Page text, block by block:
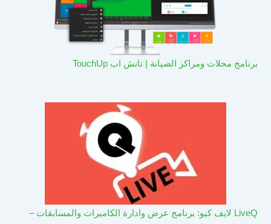
برنامج محلات ومراكز الصيانة | تاتش اب TouchUp
LiveQ لايف كيو: برنامج عرض وادارة الكاميرات والمسابقات –